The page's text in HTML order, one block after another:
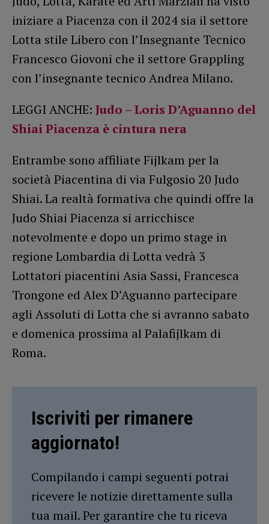
iniziare a Piacenza con il 2024 sia il settore
Lotta stile Libero con l’Insegnante Tecnico
Francesco Giovoni che il settore Grappling
con l’insegnante tecnico Andrea Milano.
LEGGI ANCHE: Judo – Loris D’Aguanno del
Shiai Piacenza è cintura nera
Entrambe sono affiliate Fijlkam per la
società Piacentina di via Fulgosio 20 Judo
Shiai. La realtà formativa che quindi offre la
Judo Shiai Piacenza si arricchisce
notevolmente e dopo un primo stage in
regione Lombardia di Lotta vedrà 3
Lottatori piacentini Asia Sassi, Francesca
Trongone ed Alex D’Aguanno partecipare
agli Assoluti di Lotta che si avranno sabato
e domenica prossima al Palafijlkam di
Roma.
Iscriviti per rimanere
aggiornato!
Compilando i campi seguenti potrai
ricevere le notizie direttamente sulla
tua mail. Per garantire che tu riceva